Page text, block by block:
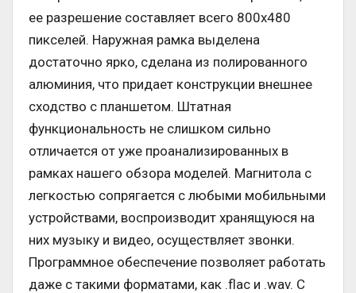
ее разрешение составляет всего 800х480
пикселей. Наружная рамка выделена
достаточно ярко, сделана из полированного
алюминия, что придает конструкции внешнее
сходство с планшетом. Штатная
функциональность не слишком сильно
отличается от уже проанализированных в
рамках нашего обзора моделей. Магнитола с
легкостью сопрягается с любыми мобильными
устройствами, воспроизводит хранящуюся на
них музыку и видео, осуществляет звонки.
Программное обеспечение позволяет работать
даже с такими форматами, как .flac и .wav. С